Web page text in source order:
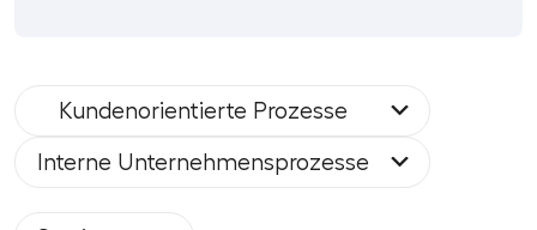
Kundenorientierte Prozesse
Interne Unternehmensprozesse